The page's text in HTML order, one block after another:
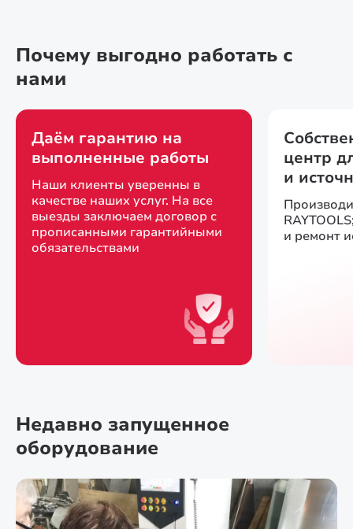
Почему выгодно работать с
нами
Даём гарантию на
выполненные работы
Наши клиенты уверенны в
качестве наших услуг. На все
выезды заключаем договор с
прописанными гарантийными
обязательствами
центр
и
и ремонт
Недавно запущенное
оборудование